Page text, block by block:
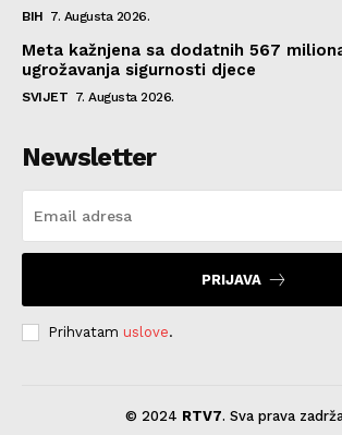
BIH 7. Augusta 2026.
Meta kažnjena sa dodatnih 567
ugrožavanja sigurnosti djece
SVIJET 7. Augusta 2026.
Newsletter
PRIJAVA
Prihvatam uslove.
© 2024 RTV7. Sva prava